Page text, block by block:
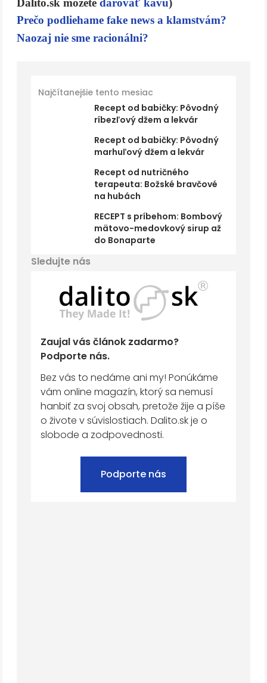
Dalito.sk môžete darovať kávu)
Prečo podliehame fake news a klamstvám?
Naozaj nie sme racionálni?
Najčítanejšie tento mesiac
Recept od babičky: Pôvodný
ríbezľový džem a lekvár
Recept od babičky: Pôvodný
marhuľový džem a lekvár
Recept od nutričného
terapeuta: Božské bravčové
na hubách
RECEPT s príbehom: Bombový
mätovo-medovkový sirup až
do Bonaparte
Sledujte nás
Zaujal vás článok zadarmo?
Podporte nás.
Bez vás to nedáme ani my! Ponúkáme
vám online magazín, ktorý sa nemusí
hanbiť za svoj obsah, pretože žije a píše
o živote v súvislostiach. Dalito.sk je o
slobode a zodpovednosti.
Podporte nás